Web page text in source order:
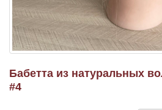
Бабетта из натуральных
#4